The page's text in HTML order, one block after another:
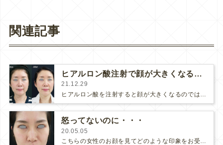
関連記事
ヒアルロン酸注射で顔が大きくなる！？
21.12.29
ヒアルロン酸を注射すると顔が大きくなるのでは？と心配される方が多いです。「〇〇」さんのようになりませんか？」とタレントさんのお名…
怒ってないのに・・・
20.05.05
こちらの女性のお顔を見てどのような印象をお受けになりますか？(さらに…)